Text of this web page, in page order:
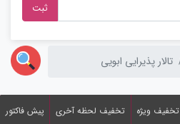
ثبت
تالار پذیرایی ابویی
تخفیف ویژه تخفیف لحظه آخری پیش فاکتور